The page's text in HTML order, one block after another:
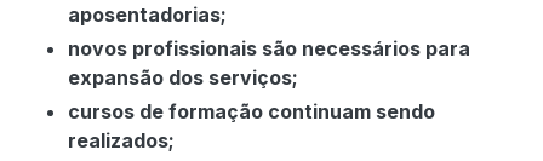
aposentadorias;
novos profissionais são necessários para
expansão dos serviços;
cursos de formação continuam sendo
realizados;